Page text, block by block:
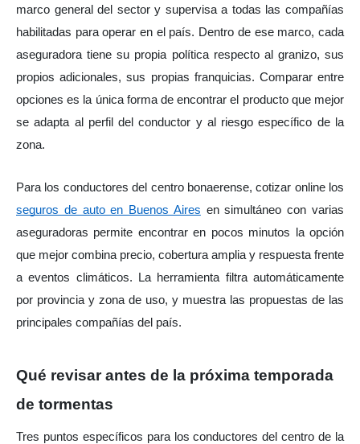
marco general del sector y supervisa a todas las compañías
habilitadas para operar en el país. Dentro de ese marco, cada
aseguradora tiene su propia política respecto al granizo, sus
propios adicionales, sus propias franquicias. Comparar entre
opciones es la única forma de encontrar el producto que mejor
se adapta al perfil del conductor y al riesgo específico de la
zona.
seguros de auto en Buenos Aires en simultáneo con varias
aseguradoras permite encontrar en pocos minutos la opción
que mejor combina precio, cobertura amplia y respuesta frente
a eventos climáticos. La herramienta filtra automáticamente
por provincia y zona de uso, y muestra las propuestas de las
principales compañías del país.
Qué revisar antes de la próxima temporada
de tormentas
Tres puntos específicos para los conductores del centro de la